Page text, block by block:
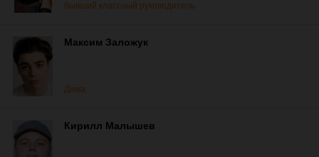
бывший классный руководитель
Максим Заложук
Дима
Кирилл Малышев